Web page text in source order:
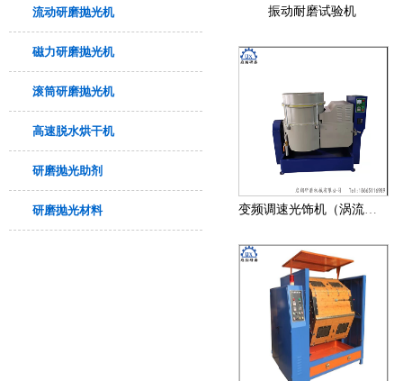
流动研磨抛光机
磁力研磨抛光机
滚筒研磨抛光机
高速脱水烘干机
研磨抛光助剂
研磨抛光材料
振动耐磨试验机
变频调速光饰机（涡流研磨机）